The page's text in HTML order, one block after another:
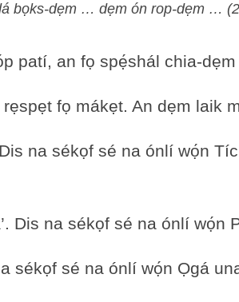
bọks-dẹm … dẹm ón rop-dẹm …
patí, an fọ spẹ́shál chia-
fọ mákẹt. An dẹm laik
na sékọf sé na ónlí wọ́n
Dis na sékọf sé na ónlí wọ́n
sékọf sé na ónlí wọ́n Ọgá